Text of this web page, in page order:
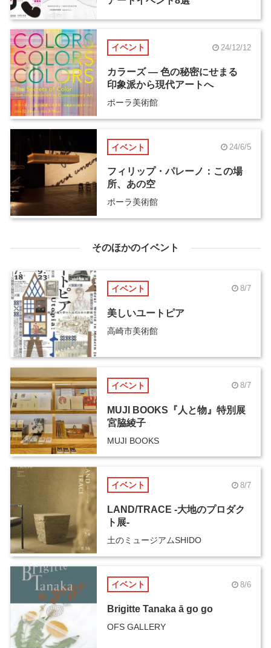
イベント 24/12/12
カラーズ ― 色の秘密にせまる
印象派から現代アートへ
ポーラ美術館
イベント 24/6/5
フィリップ・パレーノ：この場
所、あの空
ポーラ美術館
そのほかのイベント
イベント 8/7
美しいユートピア
高崎市美術館
イベント 8/7
MUJI BOOKS『人と物』特別展
宮脇綾子
MUJI BOOKS
イベント 8/7
LAND/TRACE -大地のプロダク
ト展-
土のミュージアムSHIDO
イベント 8/6
Brigitte Tanaka ā go go
OFS GALLERY